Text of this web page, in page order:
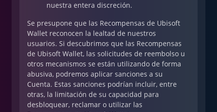
nuestra entera discreción.
Se presupone que las Recompensas de Ubisoft
Wallet reconocen la lealtad de nuestros
usuarios. Si descubrimos que las Recompensas
de Ubisoft Wallet, las solicitudes de reembolso u
otros mecanismos se están utilizando de forma
abusiva, podremos aplicar sanciones a su
Cuenta. Estas sanciones podrían incluir, entre
otras, la limitación de su capacidad para
desbloquear, reclamar o utilizar las